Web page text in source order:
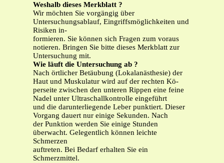
Weshalb dieses Merkblatt ?
Wir möchten Sie vorgängig über
Untersuchungsablauf, Eingriffsmöglichkeiten und
Risiken in-
formieren. Sie können sich Fragen zum voraus
notieren. Bringen Sie bitte dieses Merkblatt zur
Untersuchung mit.
Wie läuft die Untersuchung ab ?
Nach örtlicher Betäubung (Lokalanästhesie) der
Haut und Muskulatur wird auf der rechten Kö-
perseite zwischen den unteren Rippen eine feine
Nadel unter Ultraschallkontrolle eingeführt
und die darunterliegende Leber punktiert. Dieser
Vorgang dauert nur einige Sekunden. Nach
der Punktion werden Sie einige Stunden
überwacht. Gelegentlich können leichte
Schmerzen
auftreten. Bei Bedarf erhalten Sie ein
Schmerzmittel.